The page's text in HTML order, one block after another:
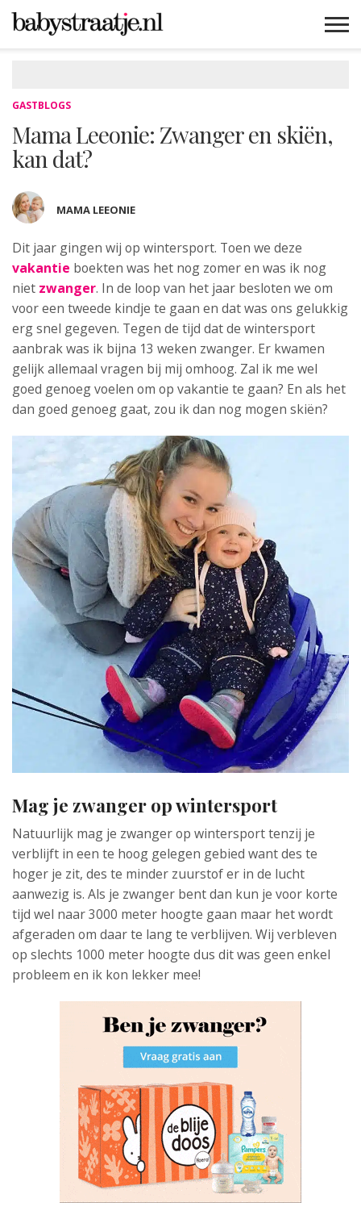
GASTBLOGS
Mama Leeonie: Zwanger en skiën,
kan dat?
MAMA LEEONIE
Dit jaar gingen wij op wintersport. Toen we deze
vakantie boekten was het nog zomer en was ik nog
niet zwanger. In de loop van het jaar besloten we om
voor een tweede kindje te gaan en dat was ons gelukkig
erg snel gegeven. Tegen de tijd dat de wintersport
aanbrak was ik bijna 13 weken zwanger. Er kwamen
gelijk allemaal vragen bij mij omhoog. Zal ik me wel
goed genoeg voelen om op vakantie te gaan? En als het
dan goed genoeg gaat, zou ik dan nog mogen skiën?
Mag je zwanger op wintersport
Natuurlijk mag je zwanger op wintersport tenzij je
verblijft in een te hoog gelegen gebied want des te
hoger je zit, des te minder zuurstof er in de lucht
aanwezig is. Als je zwanger bent dan kun je voor korte
tijd wel naar 3000 meter hoogte gaan maar het wordt
afgeraden om daar te lang te verblijven. Wij verbleven
op slechts 1000 meter hoogte dus dit was geen enkel
probleem en ik kon lekker mee!